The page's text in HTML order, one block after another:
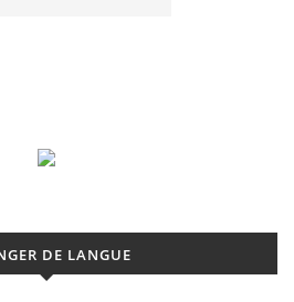
DE LANGUE